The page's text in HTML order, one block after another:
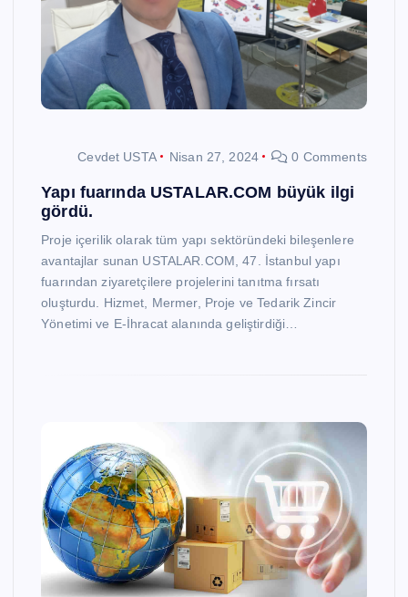
Cevdet USTA Nisan 27, 2024 0 Comments
Yapı fuarında USTALAR.COM büyük ilgi
gördü.
Proje içerilik olarak tüm yapı sektöründeki bileşenlere
avantajlar sunan USTALAR.COM, 47. İstanbul yapı
fuarından ziyaretçilere projelerini tanıtma fırsatı
oluşturdu. Hizmet, Mermer, Proje ve Tedarik Zincir
Yönetimi ve E-İhracat alanında geliştirdiği…